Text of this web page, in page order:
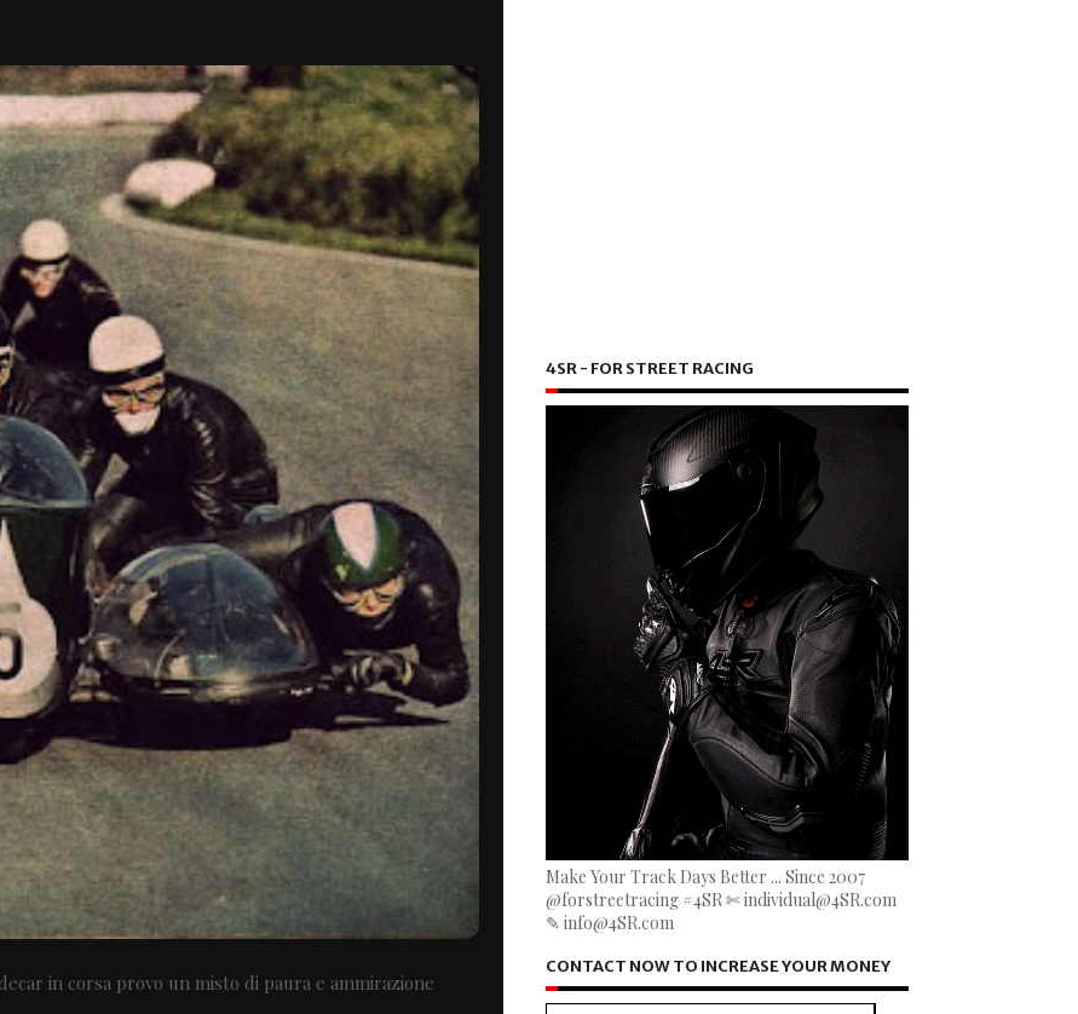
in corsa provo un misto di paura e ammirazione
4SR - FOR STREET RACING
Make Your Track Days Better ... Since 2007
@forstreetracing #4SR ✄ individual@4SR.com
✎ info@4SR.com
CONTACT NOW TO INCREASE YOUR MONEY